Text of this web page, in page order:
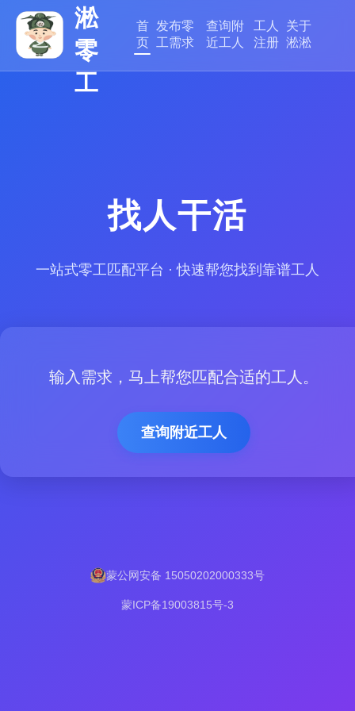
淞
零
工
首
页
发布零
工需求
查询附
近工人
工人
注册
关于
淞淞
找人干活
一站式零工匹配平台 · 快速帮您找到靠谱工人
输入需求，马上帮您匹配合适的工人。
查询附近工人
蒙公网安备 15050202000333号
蒙ICP备19003815号-3